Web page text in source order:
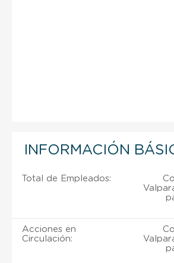
INFORMACIÓN
Total de Empleados:
Acciones en
Circulación: